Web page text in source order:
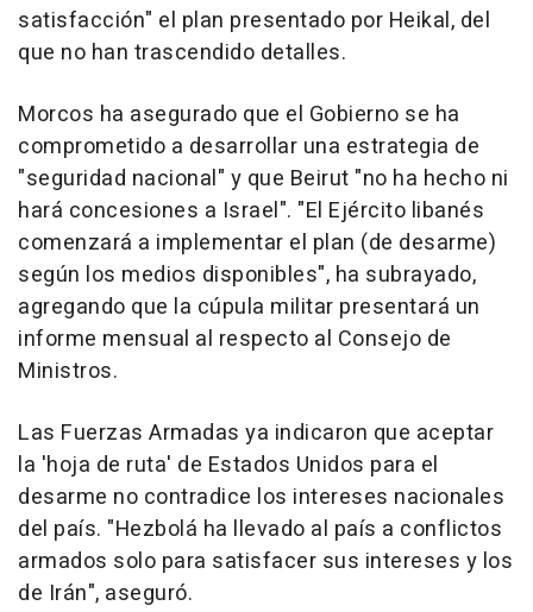
satisfacción" el plan presentado por Heikal, del
que no han trascendido detalles.
Morcos ha asegurado que el Gobierno se ha
comprometido a desarrollar una estrategia de
"seguridad nacional" y que Beirut "no ha hecho ni
hará concesiones a Israel". "El Ejército libanés
comenzará a implementar el plan (de desarme)
según los medios disponibles", ha subrayado,
agregando que la cúpula militar presentará un
informe mensual al respecto al Consejo de
Ministros.
Las Fuerzas Armadas ya indicaron que aceptar
la 'hoja de ruta' de Estados Unidos para el
desarme no contradice los intereses nacionales
del país. "Hezbolá ha llevado al país a conflictos
armados solo para satisfacer sus intereses y los
de Irán", aseguró.